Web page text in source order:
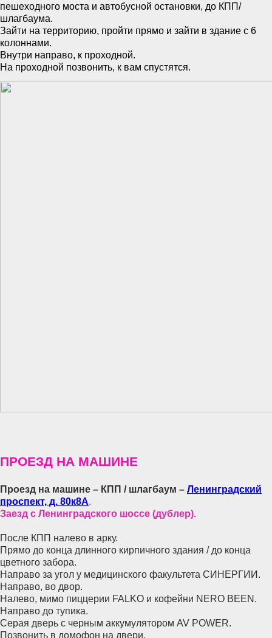
пешеходного моста и автобусной остановки, до КПП/
шлагбаума.
Зайти на территорию, пройти прямо и зайти в здание с 6
колоннами.
Внутри направо, к проходной.
На проходной позвонить, к вам спустятся.
ПРОЕЗД НА МАШИНЕ
Проезд на машине – КПП / шлагбаум – Ленинградский
проспект, д. 80к8А.
Заезд с Ленинградского шоссе (дублер).
После КПП налево в арку.
Прямо до конца длинного кирпичного здания / до конца
цветного забора.
Направо за угол у медицинского факультета СИНЕРГИИ.
Направо, во двор.
Налево, мимо пиццерии FALKO и кофейни NERO BEEN.
Направо до тупика.
Серая дверь с черным аккумулятором AV POWER.
Позвонить в домофон на двери.